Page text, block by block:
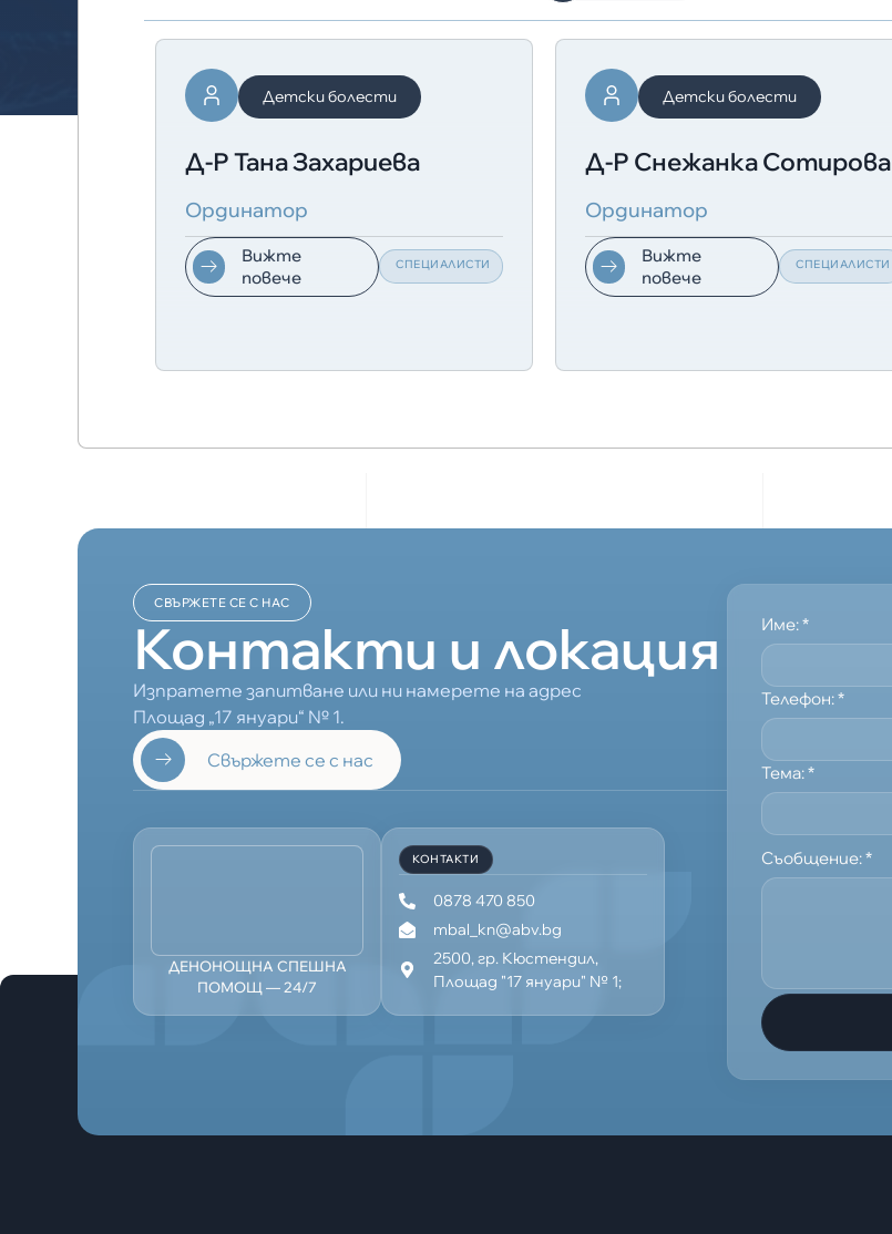
Детски болести
Д-Р Тана Захариева
Ординатор
Вижте
повече
СПЕЦИАЛИСТИ
Детски болести
Д-Р Снежанка Сотирова
Ординатор
Вижте
повече
СПЕЦИАЛИСТИ
СВЪРЖЕТЕ СЕ С НАС
Контакти и локация
Изпратете запитване или ни намерете на адрес
Площад „17 януари“ № 1.
Свържете се с нас
ДЕНОНОЩНА СПЕШНА
ПОМОЩ — 24/7
КОНТАКТИ
0878 470 850
mbal_kn@abv.bg
2500, гр. Кюстендил,
Площад "17 януари" № 1;
Име:*
Телефон:*
Тема:*
Съобщение:*